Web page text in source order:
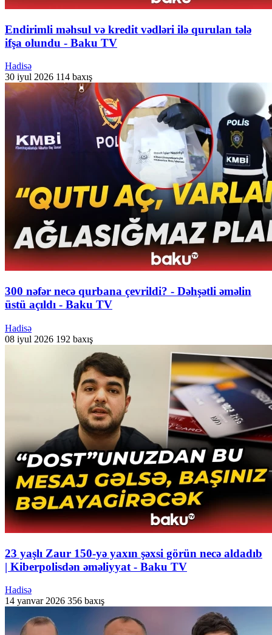
Endirimli məhsul və kredit vədləri ilə qurulan tələ
ifşa olundu - Baku TV
Hadisə
30 iyul 2026 114 baxış
300 nəfər necə qurbana çevrildi? - Dəhşətli əməlin
üstü açıldı - Baku TV
Hadisə
08 iyul 2026 192 baxış
23 yaşlı Zaur 150-yə yaxın şəxsi görün necə aldadıb
| Kiberpolisdən əməliyyat - Baku TV
Hadisə
14 yanvar 2026 356 baxış